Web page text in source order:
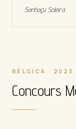
Sanhaçu Soleira
BÉLGICA · 2023
Concours